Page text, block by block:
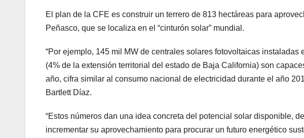
El plan de la CFE es construir un terrero de 813 hectáreas para
Peñasco, que se localiza en el “cinturón solar” mundial.
“Por ejemplo, 145 mil MW de centrales solares fotovoltaicas
(4% de la extensión territorial del estado de Baja California) son
año, cifra similar al consumo nacional de electricidad durante el año
Bartlett Díaz.
“Estos números dan una idea concreta del potencial solar disponible,
incrementar su aprovechamiento para procurar un futuro energético